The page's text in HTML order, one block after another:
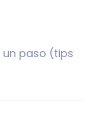
paso (tips